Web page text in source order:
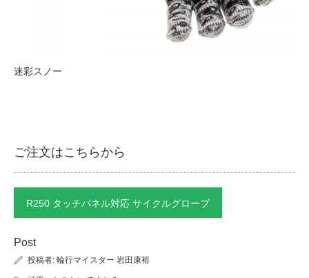
迷彩スノー
ご注文はこちらから
R250 タッチパネル対応 サイクルグローブ
Post
投稿者: 輪行マイスター 岩田康裕